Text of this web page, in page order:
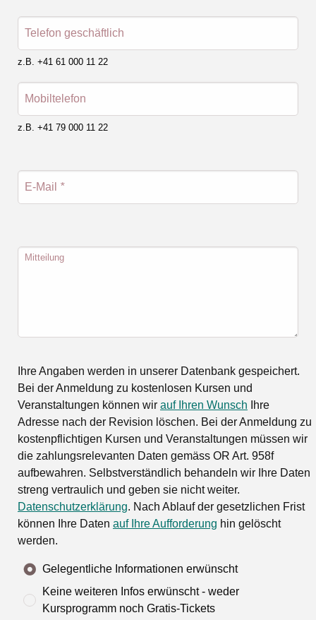
Telefon geschäftlich
z.B. +41 61 000 11 22
Mobiltelefon
z.B. +41 79 000 11 22
E-Mail *
Mitteilung
Ihre Angaben werden in unserer Datenbank gespeichert.
Bei der Anmeldung zu kostenlosen Kursen und
Veranstaltungen können wir auf Ihren Wunsch Ihre
Adresse nach der Revision löschen. Bei der Anmeldung zu
kostenpflichtigen Kursen und Veranstaltungen müssen wir
die zahlungsrelevanten Daten gemäss OR Art. 958f
aufbewahren. Selbstverständlich behandeln wir Ihre Daten
streng vertraulich und geben sie nicht weiter.
Datenschutzerklärung. Nach Ablauf der gesetzlichen Frist
können Ihre Daten auf Ihre Aufforderung hin gelöscht
werden.
Gelegentliche Informationen erwünscht
Keine weiteren Infos erwünscht - weder
Kursprogramm noch Gratis-Tickets